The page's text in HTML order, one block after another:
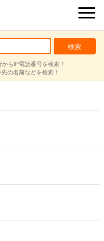
らIP電話番号を検索！
の名前などを検索！